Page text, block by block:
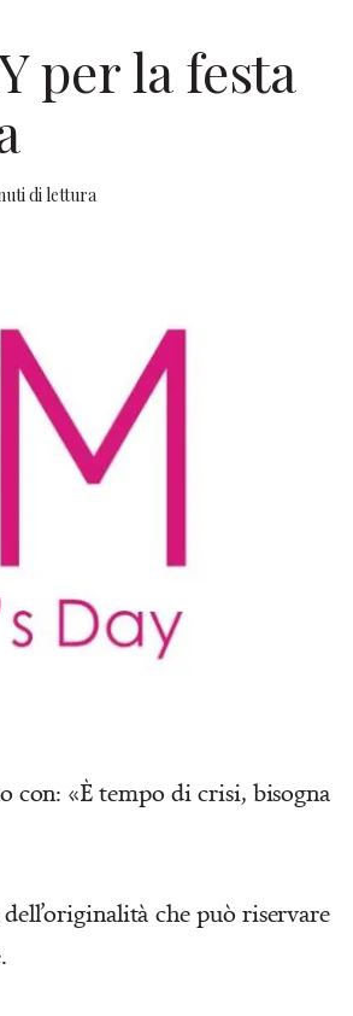
per la festa
di lettura
con: «È tempo di crisi, bisogna
che può riservare